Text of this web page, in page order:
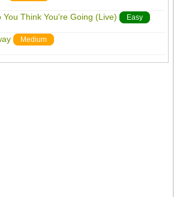
Think You're Going (Live) Easy
Medium